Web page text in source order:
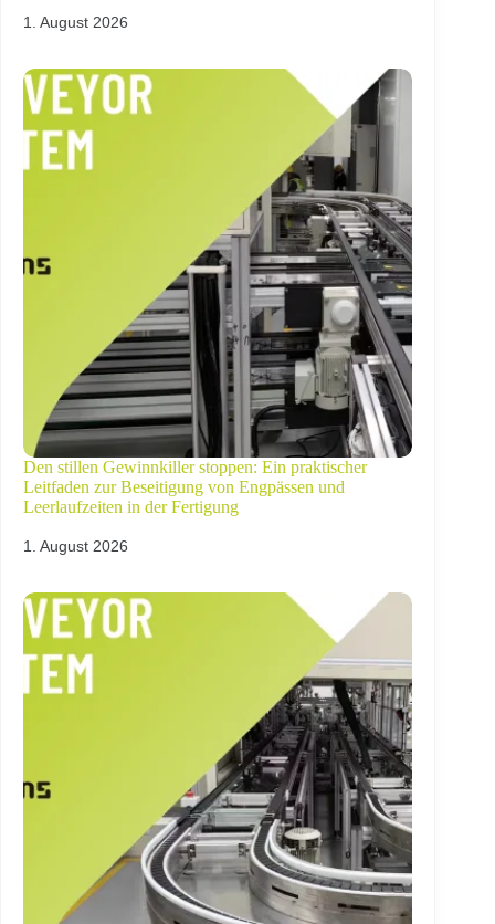
1. August 2026
Den stillen Gewinnkiller stoppen: Ein praktischer
Leitfaden zur Beseitigung von Engpässen und
Leerlaufzeiten in der Fertigung
1. August 2026